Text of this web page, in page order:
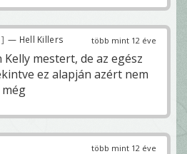
több mint 12 éve
— Hell Killers
mestert, de az egész
ez alapján azért nem
több mint 12 éve